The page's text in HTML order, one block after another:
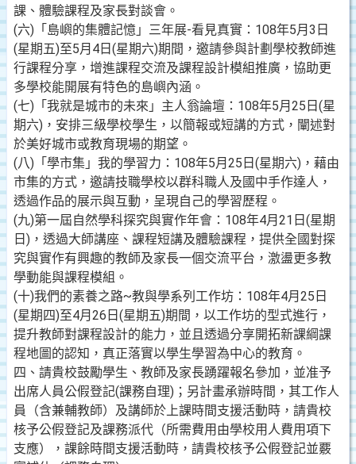
課、體驗課程及家長對談會。
(六)「島嶼的集體記憶」三年展-看見真實：108年5月3日
(星期五)至5月4日(星期六)期間，邀請參與計劃學校教師進
行課程分享，增進課程交流及課程設計模組推廣，協助更
多學校能開展有特色的島嶼內涵。
(七)「我就是城市的未來」主人翁論壇：108年5月25日(星
期六)，安排三級學校學生，以簡報或短講的方式，闡述對
於美好城市或教育現場的期望。
(八)「學市集」我的學習力：108年5月25日(星期六)，藉由
市集的方式，邀請技職學校以群科職人及國中手作達人，
透過作品的展示與互動，呈現自己的學習歷程。
(九)第一屆自然學科探究與實作年會：108年4月21日(星期
日)，透過大師講座、課程短講及體驗課程，提供全國對探
究與實作有興趣的教師及家長一個交流平台，激盪更多教
學動能與課程模組。
(十)我們的素養之路~教與學系列工作坊：108年4月25日
(星期四)至4月26日(星期五)期間，以工作坊的型式進行，
提升教師對課程設計的能力，並且透過分享開拓新課綱課
程地圖的認知，真正落實以學生學習為中心的教育。
四、請貴校鼓勵學生、教師及家長踴躍報名參加，並准予
出席人員公假登記(課務自理)；另計畫承辦時間，其工作人
員（含兼輔教師）及講師於上課時間支援活動時，請貴校
核予公假登記及課務派代（所需費用由學校用人費用項下
支應），課餘時間支援活動時，請貴校核予公假登記並覈